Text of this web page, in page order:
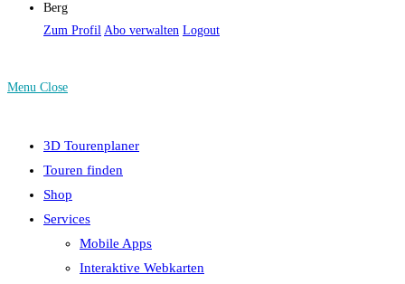
Berg
Zum Profil Abo verwalten Logout
Menu Close
3D Tourenplaner
Touren finden
Shop
Services
Mobile Apps
Interaktive Webkarten